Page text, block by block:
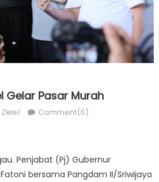
Gelar Pasar Murah
Author
Dewi Comment(0)
Penjabat (Pj) Gubernur
bersama Pangdam II/Sriwijaya